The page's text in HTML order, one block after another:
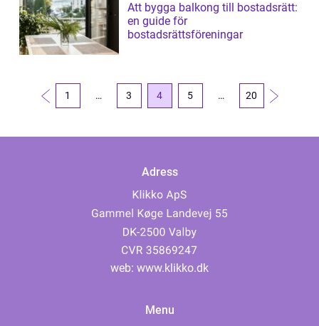
Att bygga balkong till bostadsrätt:
en guide för
bostadsrättsföreningar
1 … 3 4 5 … 20
Adress
web: www.klikko.dk
Menu